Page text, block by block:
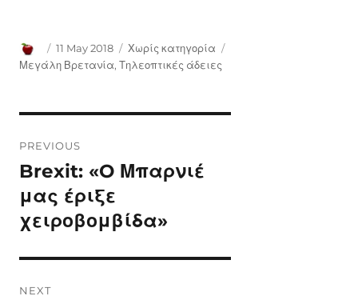
Author
Posted
on
11 May 2018 Categories
Χωρίς κατηγορία
Μεγάλη Βρετανία,Τηλεοπτικές άδειες
navigation
PREVIOUS
Previous
post:
Brexit: «O Μπαρνιέ
μας έριξε
χειροβομβίδα»
NEXT